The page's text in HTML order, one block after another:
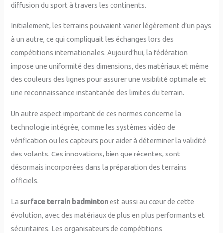
diffusion du sport à travers les continents.
Initialement, les terrains pouvaient varier légèrement d’un pays
à un autre, ce qui compliquait les échanges lors des
compétitions internationales. Aujourd’hui, la fédération
impose une uniformité des dimensions, des matériaux et même
des couleurs des lignes pour assurer une visibilité optimale et
une reconnaissance instantanée des limites du terrain.
Un autre aspect important de ces normes concerne la
technologie intégrée, comme les systèmes vidéo de
vérification ou les capteurs pour aider à déterminer la validité
des volants. Ces innovations, bien que récentes, sont
désormais incorporées dans la préparation des terrains
officiels.
Lasurface terrain badmintonest aussi au cœur de cette
évolution, avec des matériaux de plus en plus performants et
sécuritaires. Les organisateurs de compétitions